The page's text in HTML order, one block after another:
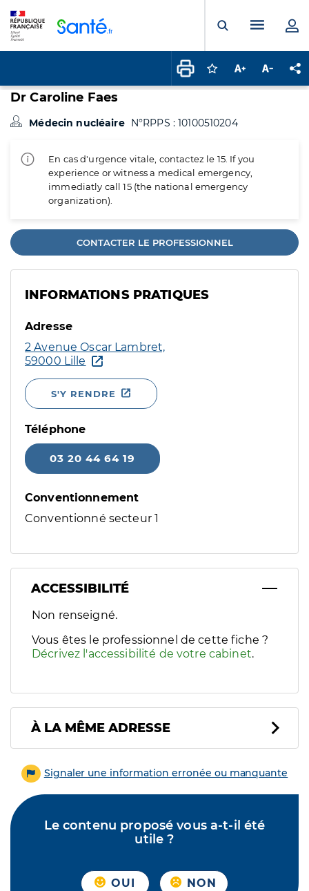
Ouvrir laMenu
Connectez-vous
Augmenter la
Dr Caroline Faes
Médecin nucléaire N°RPPS : 10100510204
En cas d'urgence vitale, contactez le 15. If you
experience or witness a medical emergency,
immediatly call 15 (the national emergency
organization).
CONTACTER LE PROFESSIONNEL
INFORMATIONS PRATIQUES
Adresse
2 Avenue Oscar Lambret,
59000 Lille
S'Y RENDRE
Téléphone
03 20 44 64 19
Conventionnement
Conventionné secteur 1
ACCESSIBILITÉ
Filtres
Sélectionnez un ou plusieurs handicaps/besoins
Non renseigné.
Vous êtes le professionnel de cette fiche ?
Décrivez l'accessibilité de votre cabinet.
À LA MÊME ADRESSE
Signaler une information erronée ou manquante
Le contenu proposé vous a-t-il été
utile ?
OUI NON